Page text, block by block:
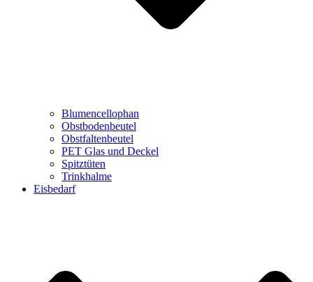
Blumencellophan
Obstbodenbeutel
Obstfaltenbeutel
PET Glas und Deckel
Spitztüten
Trinkhalme
Eisbedarf